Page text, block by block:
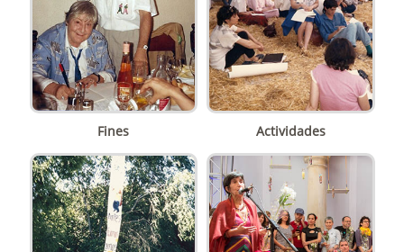
Fines Actividades